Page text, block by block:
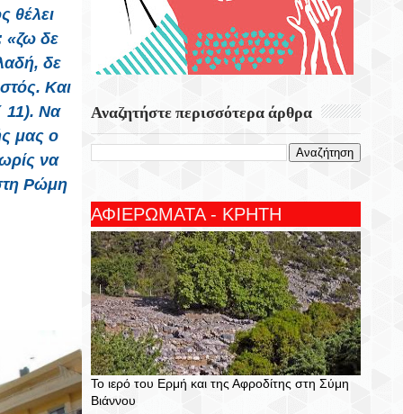
θέλει
«ζω δε
δε
Και
11). Να
μας ο
να
Ρώμη
Αναζητήστε περισσότερα άρθρα
ΑΦΙΕΡΩΜΑΤΑ - ΚΡΗΤΗ
Το ιερό του Ερμή και της Αφροδίτης στη Σύμη
Βιάννου